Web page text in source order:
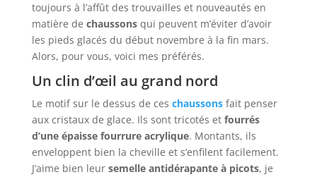
Parent
Theme:
Divi
toujours à l’affût des trouvailles et nouveautés en
matière de chaussonsqui peuvent m’éviter d’avoir
les pieds glacés du début novembre à la fin mars.
Alors, pour vous, voici mes préférés.
Un clin d’œil au grand nord
Le motif sur le dessus de ces chaussonsfait penser
aux cristaux de glace. Ils sont tricotés et fourrés
d’une épaisse fourrure acrylique. Montants, ils
enveloppent bien la cheville et s’enfilent facilement.
J’aime bien leur semelle antidérapante à picots, je